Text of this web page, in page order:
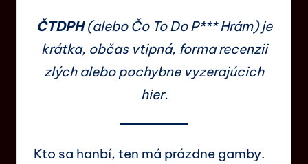
ČTDPH(alebo Čo To Do P*** Hrám) je
krátka, občas vtipná, forma recenzii
zlých alebo pochybne vyzerajúcich
hier.
Kto sa hanbí, ten má prázdne gamby.